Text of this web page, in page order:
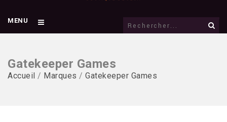
MENU
Gatekeeper Games
Accueil / Marques / Gatekeeper Games